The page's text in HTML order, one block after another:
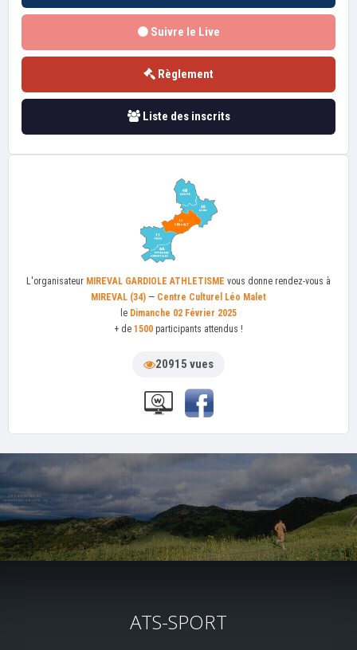
Suivre le Live
Règlement
Liste des inscrits
L'organisateur MIREVAL GARDIOLE ATHLETISME vous donne rendez-vous à
MIREVAL (34) — Centre Culturel Léo Malet
le Dimanche 02 Février 2025
+ de 1500 participants attendus !
20915 vues
ATS-SPORT